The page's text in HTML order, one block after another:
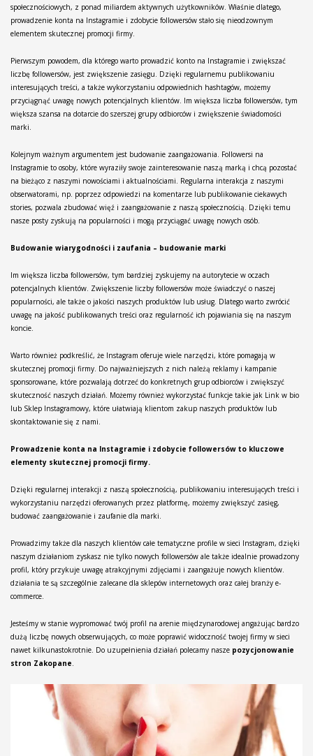
społecznościowych, z ponad miliardem aktywnych użytkowników. Właśnie dlatego,
prowadzenie konta na Instagramie i zdobycie followersów stało się nieodzownym
elementem skutecznej promocji firmy.
Pierwszym powodem, dla którego warto prowadzić konto na Instagramie i zwiększać
liczbę followersów, jest zwiększenie zasięgu. Dzięki regularnemu publikowaniu
interesujących treści, a także wykorzystaniu odpowiednich hashtagów, możemy
przyciągnąć uwagę nowych potencjalnych klientów. Im większa liczba followersów, tym
większa szansa na dotarcie do szerszej grupy odbiorców i zwiększenie świadomości
marki.
Kolejnym ważnym argumentem jest budowanie zaangażowania. Followersi na
Instagramie to osoby, które wyraziły swoje zainteresowanie naszą marką i chcą pozostać
na bieżąco z naszymi nowościami i aktualnościami. Regularna interakcja z naszymi
obserwatorami, np. poprzez odpowiedzi na komentarze lub publikowanie ciekawych
stories, pozwala zbudować więź i zaangażowanie z naszą społecznością. Dzięki temu
nasze posty zyskują na popularności i mogą przyciągać uwagę nowych osób.
Budowanie wiarygodności i zaufania – budowanie marki
Im większa liczba followersów, tym bardziej zyskujemy na autorytecie w oczach
potencjalnych klientów. Zwiększenie liczby followersów może świadczyć o naszej
popularności, ale także o jakości naszych produktów lub usług. Dlatego warto zwrócić
uwagę na jakość publikowanych treści oraz regularność ich pojawiania się na naszym
koncie.
Warto również podkreślić, że Instagram oferuje wiele narzędzi, które pomagają w
skutecznej promocji firmy. Do najważniejszych z nich należą reklamy i kampanie
sponsorowane, które pozwalają dotrzeć do konkretnych grup odbiorców i zwiększyć
skuteczność naszych działań. Możemy również wykorzystać funkcje takie jak Link w bio
lub Sklep Instagramowy, które ułatwiają klientom zakup naszych produktów lub
skontaktowanie się z nami.
Prowadzenie konta na Instagramie i zdobycie followersów to kluczowe
elementy skutecznej promocji firmy.
Dzięki regularnej interakcji z naszą społecznością, publikowaniu interesujących treści i
wykorzystaniu narzędzi oferowanych przez platformę, możemy zwiększyć zasięg,
budować zaangażowanie i zaufanie dla marki.
Prowadzimy także dla naszych klientów całe tematyczne profile w sieci Instagram, dzięki
naszym działaniom zyskasz nie tylko nowych followersów ale także idealnie prowadzony
profil, który przykuje uwagę atrakcyjnymi zdjęciami i zaangażuje nowych klientów.
działania te są szczególnie zalecane dla sklepów internetowych oraz całej branży e-
commerce.
Jesteśmy w stanie wypromować twój profil na arenie międzynarodowej angażując bardzo
dużą liczbę nowych obserwujących, co może poprawić widoczność twojej firmy w sieci
nawet kilkunastokrotnie. Do uzupełnienia działań polecamy nasze pozycjonowanie
stron Zakopane.